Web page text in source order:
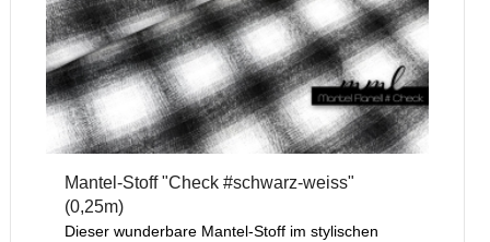
Mantel-Stoff "Check #schwarz-weiss"
(0,25m)
Dieser wunderbare Mantel-Stoff im stylischen